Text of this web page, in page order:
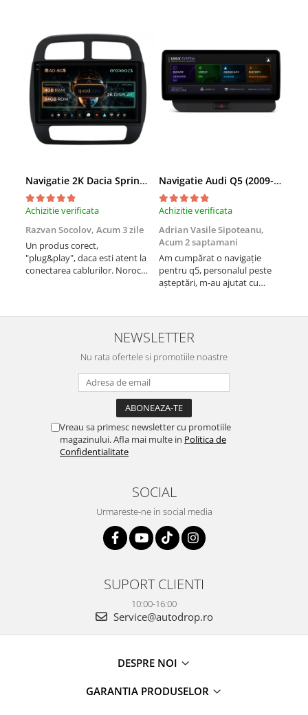
Navigatie 2K Dacia Spring (2021- Prezent), Android, S-Quadcore / 4GB RAM + 64GB ROM, 9.5 Inch - AD-BGS90042K+AD-BGRKIT366V4s
Achizitie verificata
Razvan Socolov, Acum 3 zile
Un produs corect,
"plug&play", daca esti atent la
conectarea cablurilor. Noroc
indrumat pas cu pas si mi-a
atras atentia ca nu era
conectat cablul de video de la
Navigatie Audi Q5 (2009-2017), Linux OS & OEM, MMI 3G, CarPlay & Android Auto Wireless, MirrorLink, Camera AHD, 12.3 Inch - AD-BGAALNXH+AD-BGRKITQ5002
Achizitie verificata
Adrian Vasile Sipoteanu,
Acum 2 saptamani
Am cumpărat o navigație
pentru q5, personalul peste
așteptări, m-au ajutat cu
rânduri. Foarte serviabili,
livrare rapidă, suport tehnic,
totul impecabil, o să revin la ei
și pentru vi...
NEWSLETTER
Nu rata ofertele si promotiile noastre
Vreau sa primesc newsletter cu promotiile
magazinului. Afla mai multe in Politica de
Confidentialitate
SOCIAL
Urmareste-ne in social media
SUPORT CLIENTI
10:00-16:00
Service@autodrop.ro
DESPRE NOI
GARANTIA PRODUSELOR